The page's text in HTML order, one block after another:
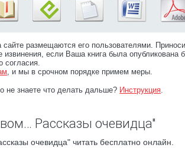
сайте размещаются его пользователями.
извинения, если Ваша книга была опубликована
согласия.
, и мы в срочном порядке примем меры.
не знаете что делать дальше? Инструкция.
Рассказы очевидца"
очевидца" читать бесплатно онлайн.